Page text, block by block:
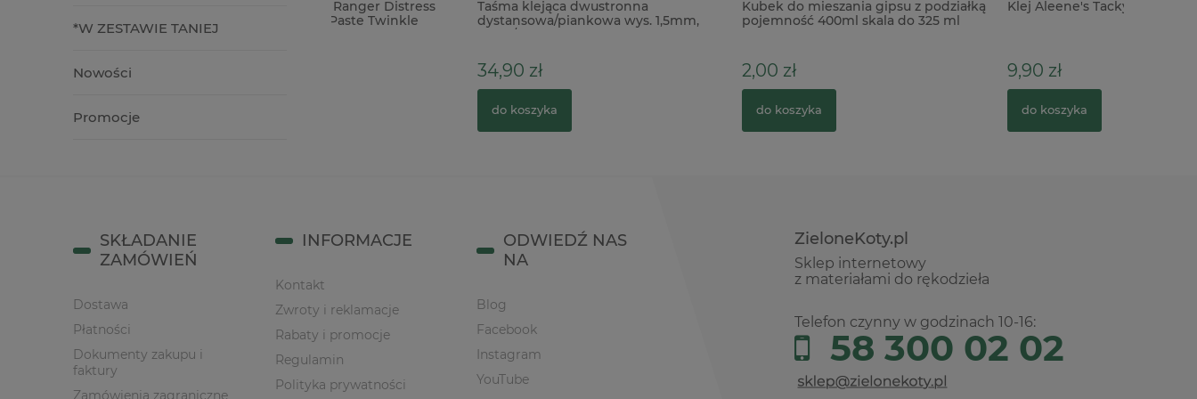
*W ZESTAWIE TANIEJ
Nowości
Promocje
Tim Holtz Texture Paste Twinkle
przezroczysta brokatowa
39,00 zł
do koszyka
Taśma klejąca dwustronna
dystansowa/piankowa wys. 1,5mm,
Kubek do mieszania gipsu z podziałką
pojemność 400ml skala do 325 ml
Klej Aleene's Tacky Glue 59ml
ZieloneKoty.pl
Sklep internetowy
z materiałami do rękodzieła
Telefon czynny w godzinach 10-16:
58 300 02 02
SKŁADANIE
ZAMÓWIEŃ
Dostawa
Płatności
Dokumenty zakupu i
faktury
Zamówienia zagraniczne
INFORMACJE
Kontakt
Zwroty i reklamacje
Rabaty i promocje
Regulamin
Polityka prywatności
ODWIEDŹ NAS
NA
Blog
Facebook
Instagram
YouTube